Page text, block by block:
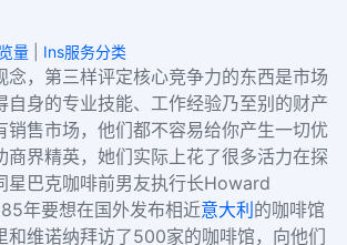
量 Ins服务分类
念，第三样评定核心竞争力的东西是市场
自身的专业技能、工作经验乃至别的财产
销售市场，他们都不容易给你产生一切优
商界精英，她们实际上花了很多活力在探
星巴克咖啡前男友执行长Howard
年要想在国外发布相近意大利的咖啡馆
和维诺纳拜访了500家的咖啡馆，向他们